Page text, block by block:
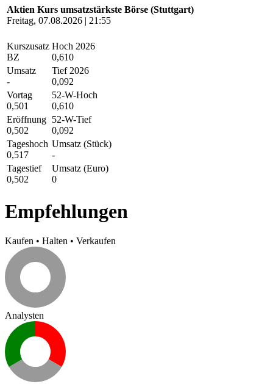
Aktien Kurs umsatzstärkste Börse (Stuttgart)
Freitag, 07.08.2026 | 21:55
Kurszusatz
BZ
Hoch 2026
0,610
Umsatz
-
Tief 2026
0,092
Vortag
0,501
52-W-Hoch
0,610
Eröffnung
0,502
52-W-Tief
0,092
Tageshoch
0,517
Umsatz (Stück)
-
Tagestief
0,502
Umsatz (Euro)
0
Empfehlungen
Kaufen • Halten • Verkaufen
Analysten